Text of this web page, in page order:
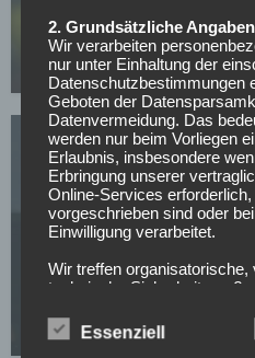
Mit nur 30 Jahren: BVB-
beendet im Sommer
07.05.2026
BVB-Knaller: Erster
05.05.2026
2. Grundsätzliche
Wir verarbeiten
nur unter Einhaltung der
Datenschutzbestimmungen
Geboten der
Datenvermeidung. Das
werden nur beim Vorliegen
Erlaubnis, insbesondere
Erbringung unserer
Online-Services
vorgeschrieben sind oder
Einwilligung verarbeitet.
Wir treffen organisatorische,
technische
Vorschriften der
werden und um damit die
Essenziell